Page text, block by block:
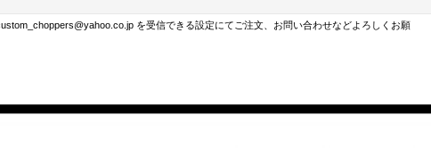
を受信できる設定にてご注文、お問い合わせなどよろしくお願